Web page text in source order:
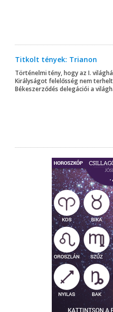
Titkolt tények: Trianon
Történelmi tény, hogy az I.
Királyságot felelősség nem
Békeszerződés delegációi a